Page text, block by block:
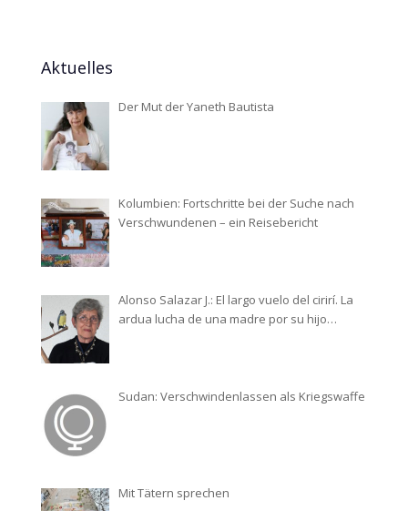
Aktuelles
Der Mut der Yaneth Bautista
Kolumbien: Fortschritte bei der Suche nach
Verschwundenen – ein Reisebericht
Alonso Salazar J.: El largo vuelo del cirirí. La
ardua lucha de una madre por su hijo
Sudan: Verschwindenlassen als Kriegswaffe
Mit Tätern sprechen